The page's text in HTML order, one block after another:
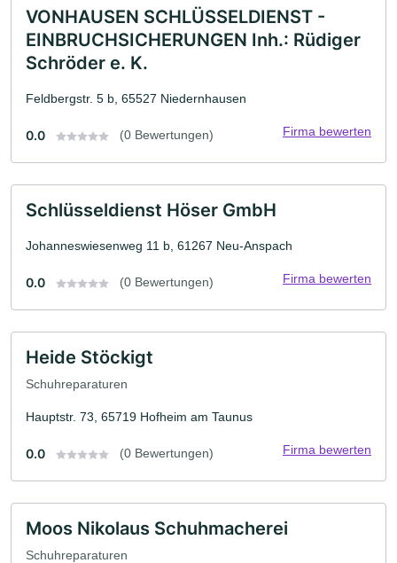
VONHAUSEN SCHLÜSSELDIENST -
EINBRUCHSICHERUNGEN Inh.: Rüdiger
Schröder e. K.
Feldbergstr. 5 b, 65527 Niedernhausen
0.0 (0 Bewertungen) Firma bewerten
Schlüsseldienst Höser GmbH
Johanneswiesenweg 11 b, 61267 Neu-Anspach
0.0 (0 Bewertungen) Firma bewerten
Heide Stöckigt
Schuhreparaturen
Hauptstr. 73, 65719 Hofheim am Taunus
0.0 (0 Bewertungen) Firma bewerten
Moos Nikolaus Schuhmacherei
Schuhreparaturen